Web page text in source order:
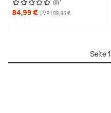
(0)
84,99 € UVP 109,95 €
Seite